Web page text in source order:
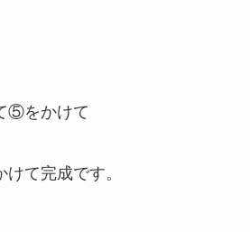
⑤をかけて
て完成です。